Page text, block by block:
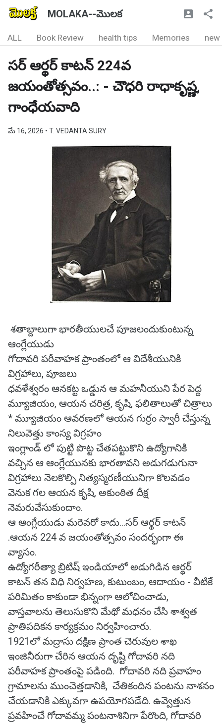
MOLAKA--మొలక
ALL Book Review health tips Memories new
సర్ ఆర్థర్ కాటన్ 224వ
జయంతోత్సవం..: - చౌధరి రాధాకృష్ణ,
గాంధేయవాది
మే 16, 2026 • T. VEDANTA SURY
శతాబ్దాలుగా భారతీయులచే పూజలందుకుంటున్న
ఆంగ్లేయుడు
గోదావరి పరీవాహక ప్రాంతంలో ఆ విదేశీయునికి
విగ్రహాలు, పూజలు
ధవళేశ్వరం ఆనకట్ట ఒడ్డున ఆ మహనీయుని పేర పెద్ద
మ్యూజియం, ఆయన చరిత్ర, కృషి, ఫలితాలుతో చిత్రాలు
* మ్యూజియం ఆవరణలో ఆయన గుర్రం స్వారీ చేస్తున్న
నిలువెత్తు కాంస్య విగ్రహం
ఇంగ్లాండ్ లో పుట్టి పొట్ట చేతపట్టుకొని ఉద్యోగానికి
వచ్చిన ఆ ఆంగ్లేయునకు భారతావని అడుగడుగునా
విగ్రహాలు నెలకొల్పి నిత్యస్మరణీయునిగా కొలవడం
వెనుక గల ఆయన కృషి, అకుంఠిత దీక్ష
నెమరువేసుకుందాం.
ఆ ఆంగ్లేయుడు మరెవరో కాదు...సర్ ఆర్థర్ కాటన్
.ఆయన 224 వ జయంతోత్సవం సందర్భంగా ఈ
వ్యాసం.
ఉద్యోగరీత్యా బ్రిటిష్ ఇండియాలో అడుగిడిన ఆర్థర్
కాటన్ తన విధి నిర్వహణ, కుటుంబం, ఆదాయం - వీటికే
పరిమితం కాకుండా భిన్నంగా ఆలోచించాడు,
వాస్తవాలను తెలుసుకొని మేథో మధనం చేసి శాశ్వత
ప్రాతిపదికన కార్యక్రమం నిర్వహించారు.
1921లో మద్రాసు దక్షిణ ప్రాంత చెరువుల శాఖ
ఇంజినీరుగా చేరిన ఆయన దృష్టి గోదావరి నది
పరీవాహక ప్రాంతంపై పడింది. గోదావరి నది ప్రవాహం
గ్రామాలను ముంచెత్తడానికి, చేతికందిన పంటను నాశనం
చేయడానికి ఎక్కువగా ఉపయోగపడేది. ఉవ్వెత్తున
ప్రవహించే గోదావమ్మ పంటనాశినిగా పేరొంది, గోదావరి